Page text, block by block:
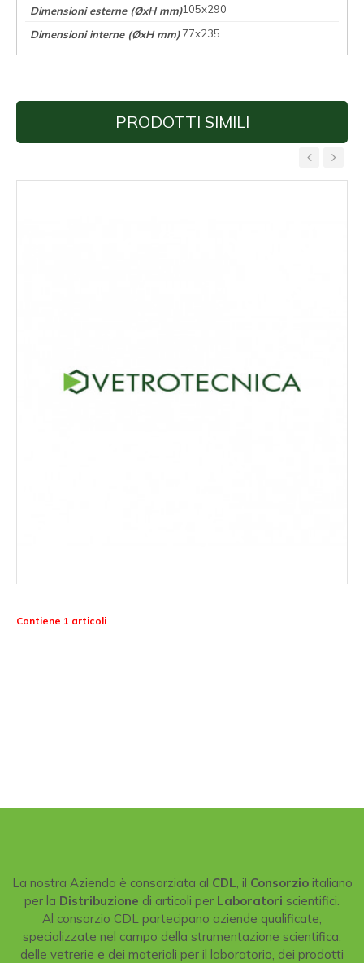
105x290
77x235
PRODOTTI SIMILI
Contiene 1 articoli
‹ ›
La nostra Azienda è consorziata al CDL , il Consorzioitaliano
per la Distribuzione di articoli per Laboratori scientifici.
Al consorzio CDL partecipano aziende qualificate,
specializzate nel campo della strumentazione scientifica,
delle vetrerie e dei materiali per il laboratorio, dei prodotti